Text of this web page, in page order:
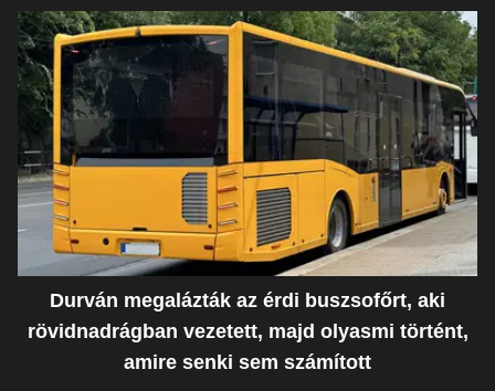
Durván megalázták az érdi buszsofőrt, aki
rövidnadrágban vezetett, majd olyasmi történt,
amire senki sem számított